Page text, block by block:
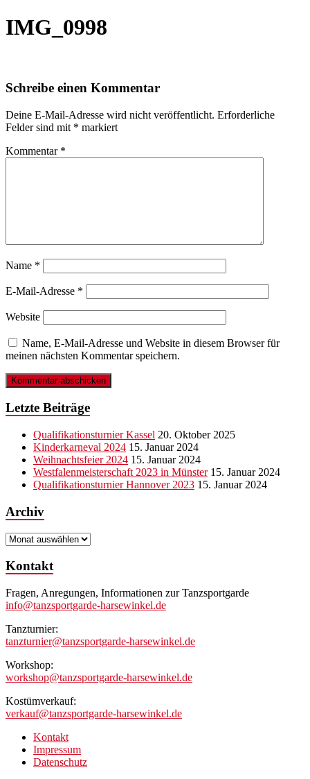
IMG_0998
Schreibe einen Kommentar
Deine E-Mail-Adresse wird nicht veröffentlicht. Erforderliche
Felder sind mit * markiert
Kommentar *
Name *
E-Mail-Adresse *
Website
Name, E-Mail-Adresse und Website in diesem Browser für
meinen nächsten Kommentar speichern.
Letzte Beiträge
Qualifikationsturnier Kassel 20. Oktober 2025
Kinderkarneval 2024 15. Januar 2024
Weihnachtsfeier 2024 15. Januar 2024
Westfalenmeisterschaft 2023 in Münster 15. Januar 2024
Qualifikationsturnier Hannover 2023 15. Januar 2024
Archiv
Archiv
Kontakt
Fragen, Anregungen, Informationen zur Tanzsportgarde
info@tanzsportgarde-harsewinkel.de
Tanzturnier:
tanzturnier@tanzsportgarde-harsewinkel.de
Workshop:
workshop@tanzsportgarde-harsewinkel.de
Kostümverkauf:
verkauf@tanzsportgarde-harsewinkel.de
Kontakt
Impressum
Datenschutz